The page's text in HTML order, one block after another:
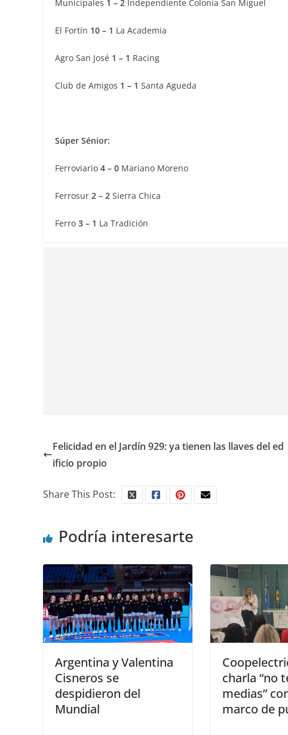
Municipales 1 – 2 Independiente Colonia San Miguel
El Fortín 10 – 1 La Academia
Agro San José 1 – 1 Racing
Club de Amigos 1 – 1 Santa Agueda
Súper Sénior:
Ferroviario 4 – 0 Mariano Moreno
Ferrosur 2 – 2 Sierra Chica
Ferro 3 – 1 La Tradición
Felicidad en el Jardín 929: ya tienen las llaves del ed
ificio propio
Share This Post:
Podría interesarte
Argentina y Valentina
Cisneros se
despidieron del
Mundial
charla “no
medias”
marco de